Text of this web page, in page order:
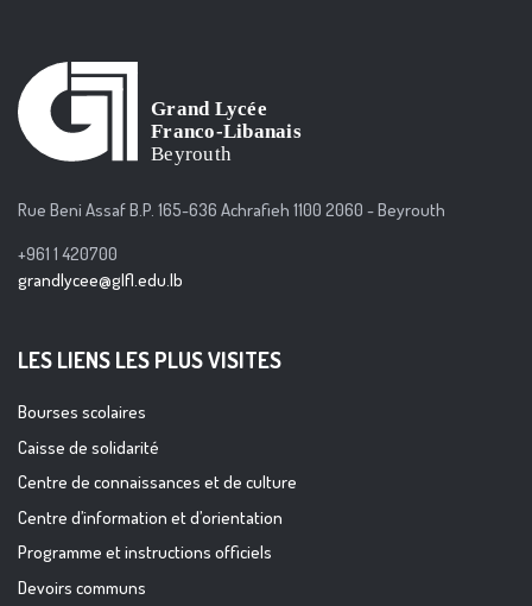
Rue Beni Assaf B.P. 165-636 Achrafieh 1100 2060 - Beyrouth
+961 1 420700
grandlycee@glfl.edu.lb
LES LIENS LES PLUS VISITES
Bourses scolaires
Caisse de solidarité
Centre de connaissances et de culture
Centre d’information et d’orientation
Programme et instructions officiels
Devoirs communs